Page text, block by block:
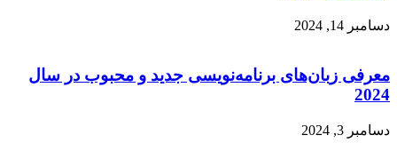
دسامبر 14, 2024
معرفی زبان‌های برنامه‌نویسی جدید و محبوب در سال
2024
دسامبر 3, 2024